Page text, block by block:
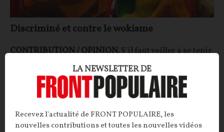
Discriminé et contre le wokisme
CONTRIBUTION / OPINION.S’il faut veiller à se tenir
à l’écart des dérives wokes consistant à voir de la
discrimination partout, il faut aussi prendre garde à
ne pas verser dans l’excès inverse de n’en voir nulle
part, témoigne notre lecteur.
Emmanuel Luc
22/12/2023 commentaires
LA NEWSLETTER DE
Recevez l'actualité de FRONT POPULAIRE, les
nouvelles contributions et toutes les nouvelles vidéos